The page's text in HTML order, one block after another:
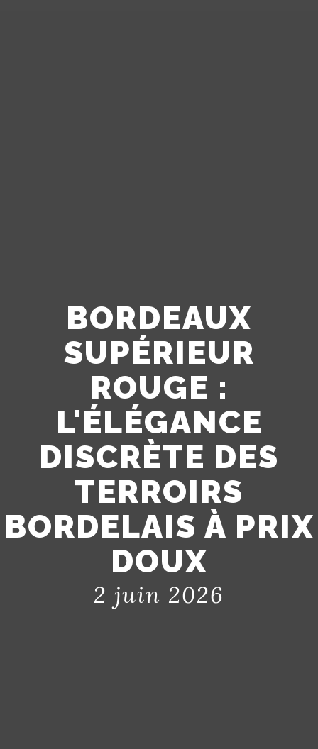
BORDEAUX
SUPÉRIEUR
ROUGE :
L'ÉLÉGANCE
DISCRÈTE DES
TERROIRS
BORDELAIS À PRIX
DOUX
2 juin 2026